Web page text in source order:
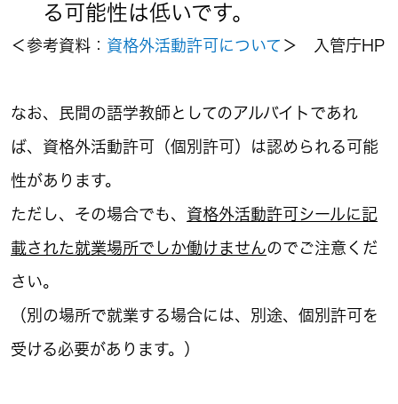
る可能性は低いです。
＜参考資料： 資格外活動許可について ＞ 入管庁HP
なお、民間の語学教師としてのアルバイトであれ
ば、資格外活動許可（個別許可）は認められる可能
性があります。
ただし、その場合でも、 資格外活動許可シールに記
載された就業場所でしか働けませんのでご注意くだ
さい。
（別の場所で就業する場合には、別途、個別許可を
受ける必要があります。）